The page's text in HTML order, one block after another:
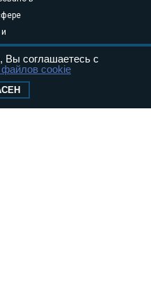
05
Вы соглашаетесь с
файлов cookie